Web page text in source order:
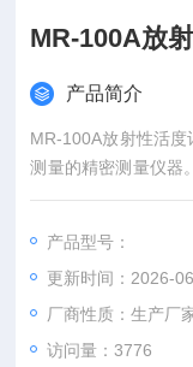
MR-100A放
产品简介
MR-100A放射性活度
测量的精密测量仪器
简单，测量快速、精
上对话活度计进行操
产品型号：
更新时间：2026-
厂商性质：生产厂
访问量：3776